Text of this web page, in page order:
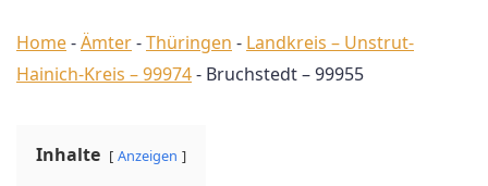
Home-Ämter-Thüringen - Landkreis – Unstrut-
Hainich-Kreis – 99974- Bruchstedt – 99955
Inhalte Anzeigen